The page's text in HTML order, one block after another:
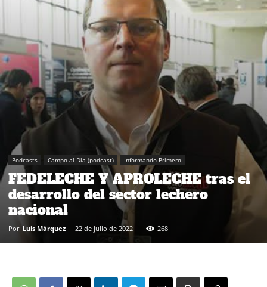
Podcasts Campo al Día (podcast) Informando Primero
FEDELECHE Y APROLECHE tras el
desarrollo del sector lechero
nacional
Por Luis Márquez - 22 de julio de 2022 268